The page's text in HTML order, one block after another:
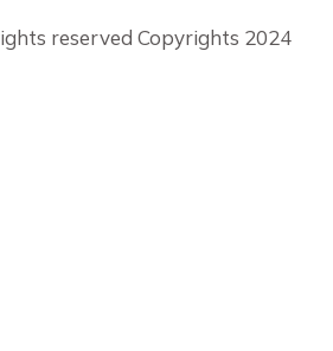
reserved Copyrights 2024